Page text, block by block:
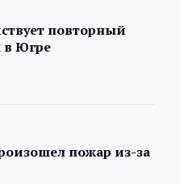
повторный
в Югре
пожар из-за